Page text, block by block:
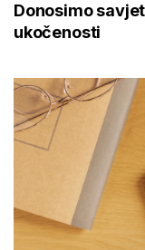
Donosimo
ukočenosti